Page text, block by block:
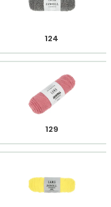
124
129